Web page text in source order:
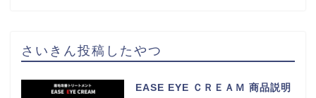
さいきん投稿したやつ
EASE EYE ＣＲＥＡＭ 商品説明